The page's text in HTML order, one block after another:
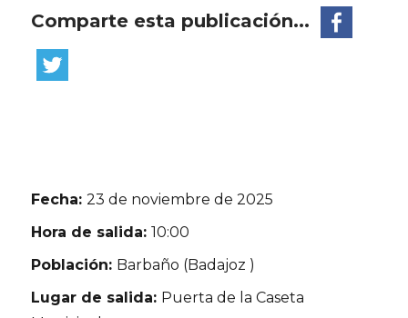
Comparte esta publicación...
Fecha:23 de noviembre de 2025
Hora de salida:10:00
Población: Barbaño (Badajoz )
Lugar de salida: Puerta de la Caseta